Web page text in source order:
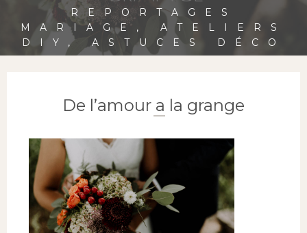
REPORTAGES
MARIAGE, ATELIERS
DIY, ASTUCES DÉCO
De l’amour a la grange